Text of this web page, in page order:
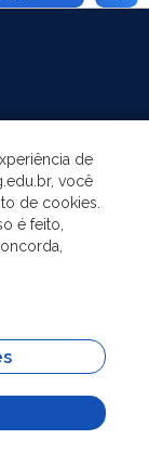
NoDerivs
de
você
de cookies.
é feito,